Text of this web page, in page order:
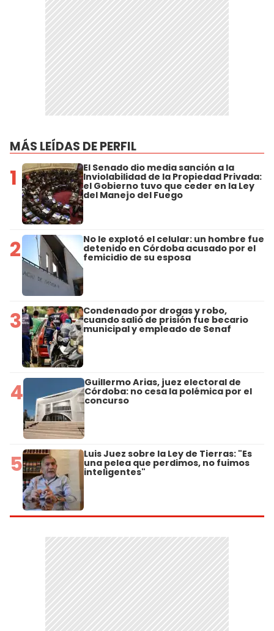
MÁS LEÍDAS DE PERFIL
1 El Senado dio media sanción a la
Inviolabilidad de la Propiedad Privada:
el Gobierno tuvo que ceder en la Ley
del Manejo del Fuego
2 No le explotó el celular: un hombre fue
detenido en Córdoba acusado por el
femicidio de su esposa
3 Condenado por drogas y robo,
cuando salió de prisión fue becario
municipal y empleado de Senaf
4 Guillermo Arias, juez electoral de
Córdoba: no cesa la polémica por el
concurso
5 Luis Juez sobre la Ley de Tierras: "Es
una pelea que perdimos, no fuimos
inteligentes"